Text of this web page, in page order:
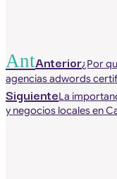
AntAnterior¿Por
agencias adwords
SiguienteLa
y negocios locales en